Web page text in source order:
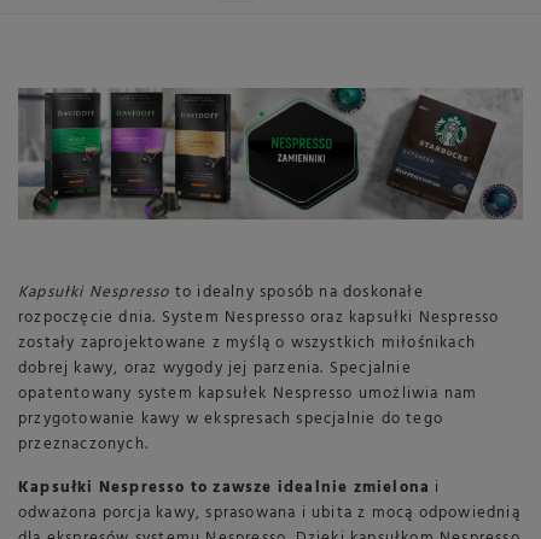
Kapsułki Nespresso to idealny sposób na doskonałe
rozpoczęcie dnia. System Nespresso oraz kapsułki Nespresso
zostały zaprojektowane z myślą o wszystkich miłośnikach
dobrej kawy, oraz wygody jej parzenia. Specjalnie
opatentowany system kapsułek Nespresso umożliwia nam
przygotowanie kawy w ekspresach specjalnie do tego
przeznaczonych.
Kapsułki Nespresso to zawsze idealnie zmielona i
odważona porcja kawy, sprasowana i ubita z mocą odpowiednią